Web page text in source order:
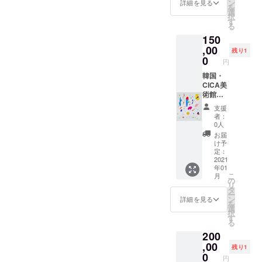
テーマ
に制作
ま
す。
一点だ
け制作
させて
いただ
きま
す。 ※
備考欄
にご要
望をご
記載く
ださ
い。 ※
備考欄
にご記
載がな
い場合
は、こ
ちらで
を決め
させて
いただ
詳細を見る ン
を
選
択
す
る
150
,00
0 円
残り1
韓国・
CICA美
術館
入選作
品
Ensem
ble
73×62c
m
キャン
バスに
アクリ
ル、イ
ンク 美
術館は
ソウル
ありま
す。こ
ちらは
支援
者：
0人
お届
け予
定：
2021
年01
月
詳細を見る
こ
の
リ
タ
ー
ン
を
選
択
す
る
200
,00
0 円
残り1